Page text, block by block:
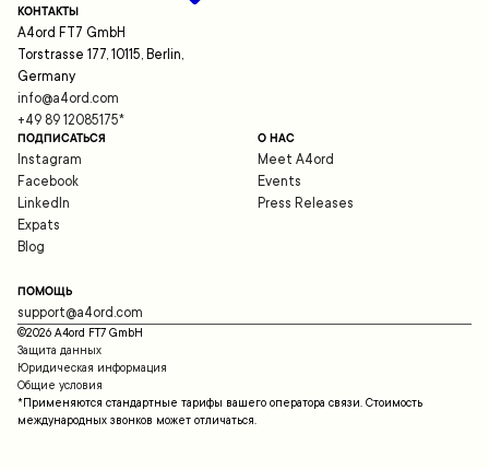
КОНТАКТЫ
A4ord FT7 GmbH
Torstrasse 177, 10115, Berlin,
Germany
info@a4ord.com
+49 89 12085175*
ПОДПИСАТЬСЯ
Instagram
Facebook
LinkedIn
Expats
Blog
О НАС
Meet A4ord
Events
Press Releases
ПОМОЩЬ
support@a4ord.com
©2026 A4ord FT7 GmbH
Защита данных
Юридическая информация
Общие условия
*Применяются стандартные тарифы вашего оператора связи. Стоимость
международных звонков может отличаться.